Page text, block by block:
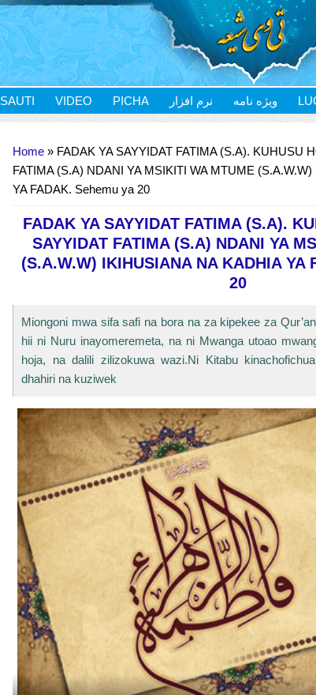
SAUTI VIDEO PICHA نرم افزار ویژه نامه
Home » FADAK YA SAYYIDAT FATIMA (S.A). KUHUSU
FATIMA (S.A) NDANI YA MSIKITI WA MTUME
YA FADAK. Sehemu ya 20
FADAK YA SAYYIDAT FATIMA (S.A).
SAYYIDAT FATIMA (S.A) NDANI YA
(S.A.W.W) IKIHUSIANA NA KADHIA YA
20
Miongoni mwa sifa safi na bora na za kipekee za
hii ni Nuru inayomeremeta, na ni Mwanga utoao
hoja, na dalili zilizokuwa wazi.Ni Kitabu
dhahiri na kuziwek